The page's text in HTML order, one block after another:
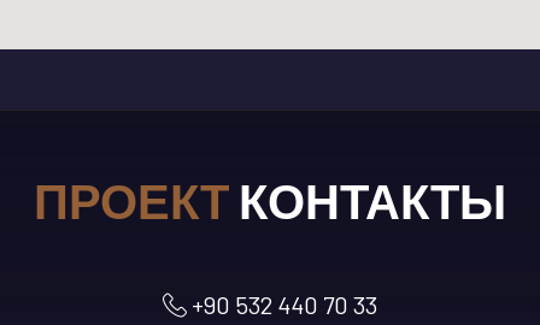
ПРОЕКТ КОНТАКТЫ
+90 532 440 70 33